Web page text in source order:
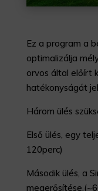
Ez a program a
optimalizálja
orvos által előírt
hatékonyságát
Három ülés
Első ülés, egy
120perc)
Második ülés, a